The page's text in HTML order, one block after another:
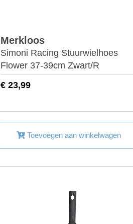
Merkloos
Simoni Racing Stuurwielhoes
Flower 37-39cm Zwart/R
€ 23,99
Toevoegen aan winkelwagen